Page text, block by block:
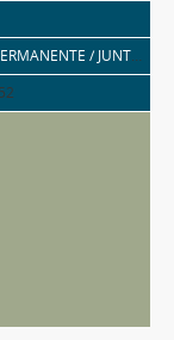
DE GOBIERNO LOCAL